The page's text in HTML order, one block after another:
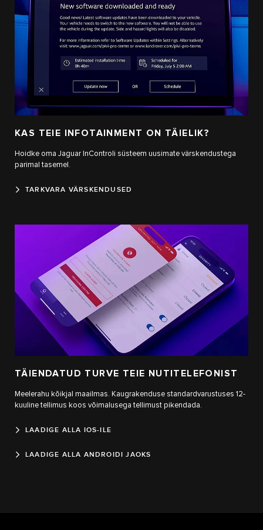
KAS TEIE INFOTAINMENT ON TÄIELIK?
Hoidke oma Jaguar InControli süsteem uusimate värskendustega
parimal tasemel.
TARKVARA VÄRSKENDUSED
TÄIENDATUD TURVE TEIE NUTITELEFONIST
Meelerahu kõikjal maailmas. Kaugrakenduse standardvarustuses 12-
kuuline tellimus koos võimalusega tellimust pikendada.
LAADIGE ALLA IOS-ILE
LAADIGE ALLA ANDROIDI JAOKS